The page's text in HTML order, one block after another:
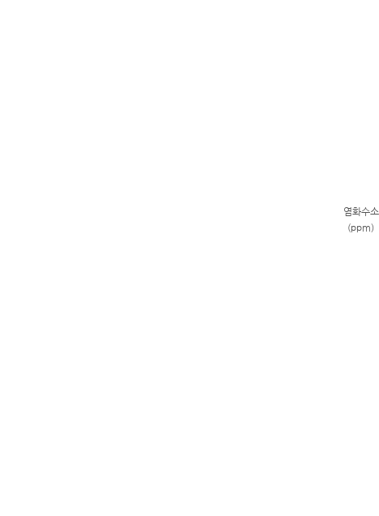
염화수소
(ppm)